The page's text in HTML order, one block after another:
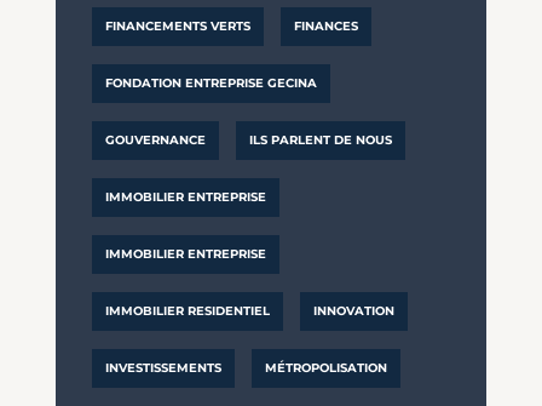
FINANCEMENTS VERTS FINANCES
FONDATION ENTREPRISE GECINA
GOUVERNANCE ILS PARLENT DE NOUS
IMMOBILIER ENTREPRISE
IMMOBILIER ENTREPRISE
IMMOBILIER RESIDENTIEL INNOVATION
INVESTISSEMENTS MÉTROPOLISATION